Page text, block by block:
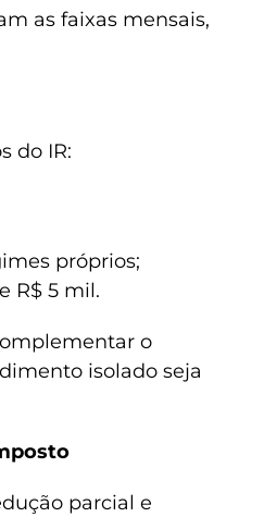
as faixas mensais,
do IR:
próprios;
R$ 5 mil.
o
isolado seja
parcial e